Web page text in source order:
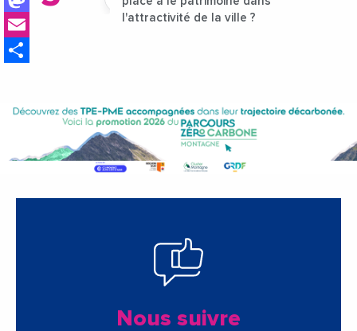
l'attractivité de la ville ?
Nous suivre